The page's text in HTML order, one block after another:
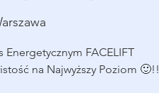
Energetycznym FACELIFT
na Najwyższy Poziom